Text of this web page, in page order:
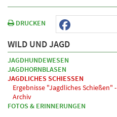
DRUCKEN
WILD UND JAGD
JAGDHUNDEWESEN
JAGDHORNBLASEN
JAGDLICHES SCHIESSEN
Ergebnisse "Jagdliches Schießen" -
Archiv
FOTOS & ERINNERUNGEN